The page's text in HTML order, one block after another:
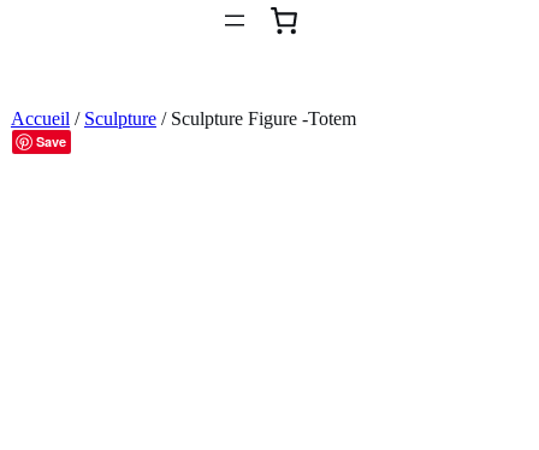
Save
Accueil / Sculpture/ Sculpture Figure -Totem